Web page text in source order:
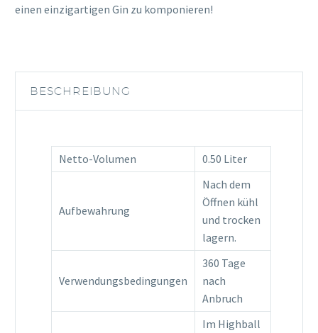
einen einzigartigen Gin zu komponieren!
BESCHREIBUNG
Netto-Volumen 0.50 Liter
Aufbewahrung
Nach dem
Öffnen kühl
und trocken
lagern.
Verwendungsbedingungen
360 Tage
nach
Anbruch
Im Highball